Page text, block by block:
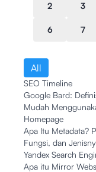
2 3
6 7
All
SEO Timeline
Google Bard:
Mudah
Homepage
Apa Itu Metadata?
Fungsi, dan
Yandex Search
Apa itu Mirror